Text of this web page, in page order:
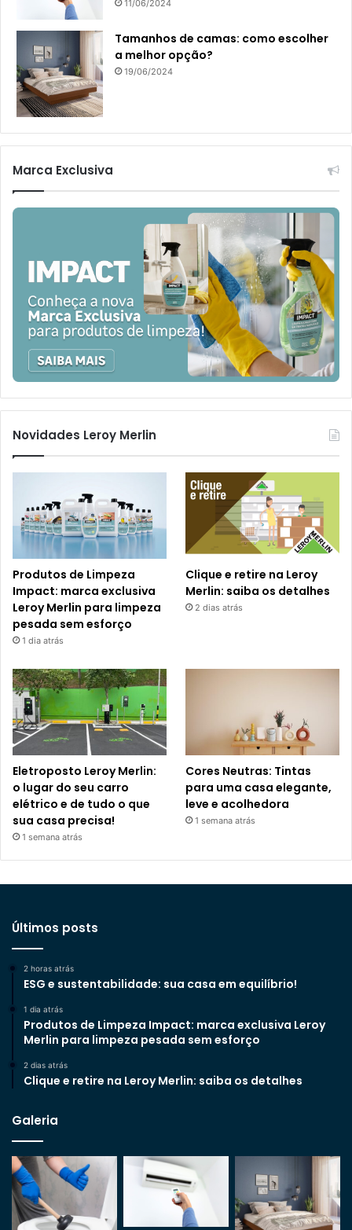
11/06/2024
Tamanhos de camas: como escolher
a melhor opção?
19/06/2024
Marca Exclusiva
Novidades Leroy Merlin
Produtos de Limpeza
Impact: marca exclusiva
Leroy Merlin para limpeza
pesada sem esforço
1 dia atrás
Clique e retire na Leroy
Merlin: saiba os detalhes
2 dias atrás
Eletroposto Leroy Merlin:
o lugar do seu carro
elétrico e de tudo o que
sua casa precisa!
1 semana atrás
Cores Neutras: Tintas
para uma casa elegante,
leve e acolhedora
1 semana atrás
Últimos posts
2 horas atrás
ESG e sustentabilidade: sua casa em equilíbrio!
1 dia atrás
Produtos de Limpeza Impact: marca exclusiva Leroy
Merlin para limpeza pesada sem esforço
2 dias atrás
Clique e retire na Leroy Merlin: saiba os detalhes
Galeria